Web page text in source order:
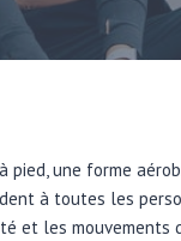
pied, une forme
à toutes les
et les mouvements